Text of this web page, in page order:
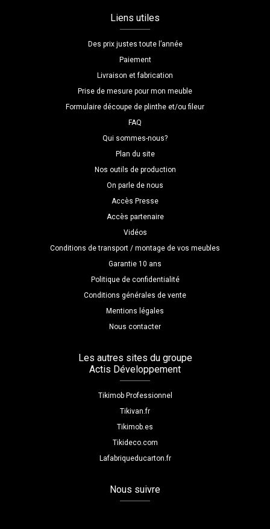
Liens utiles
Des prix justes toute l’année
Paiement
Livraison et fabrication
Prise de mesure pour mon meuble
Formulaire découpe de plinthe et/ou fileur
FAQ
Qui sommes-nous?
Plan du site
Nos outils de production
On parle de nous
Accès Presse
Accès partenaire
Vidéos
Conditions de transport / montage de vos meubles
Garantie 10 ans
Politique de confidentialité
Conditions générales de vente
Mentions légales
Nous contacter
Les autres sites du groupe
Actis Développement
Tikimob Professionnel
Tikivan.fr
Tikimob.es
Tikideco.com
Lafabriqueducarton.fr
Nous suivre